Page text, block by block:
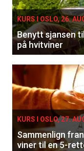
KURS I OSLO, 26.
Benytt sjansen
på hvitviner
KURS I OSLO, 27.
Sammenlign
viner til en 5-